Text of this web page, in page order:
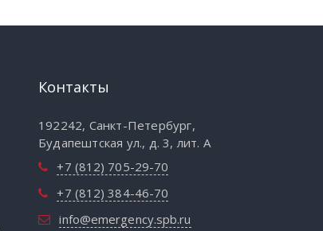
Контакты
192242, Санкт-Петербург,
Будапештская ул., д. 3, лит. А
+7 (812) 705-29-70
+7 (812) 384-46-70
info@emergency.spb.ru